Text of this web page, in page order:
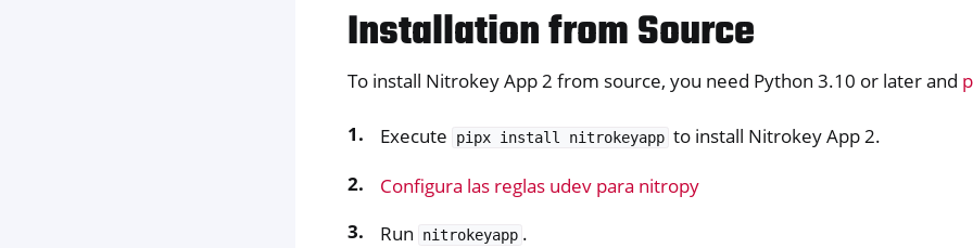
Installation from Source
To install Nitrokey App 2 from source, you need Python 3.10 or later and
Execute pipx install nitrokeyapp to install Nitrokey App 2.
Configura las reglas udev para nitropy
Run
nitrokeyapp .